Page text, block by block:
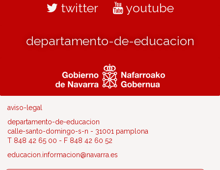
twitter youtube
departamento-de-educacion
aviso-legal
departamento-de-educacion
calle-santo-domingo-s-n - 31001 pamplona
T 848 42 65 00 - F 848 42 60 52
educacion.informacion@navarra.es